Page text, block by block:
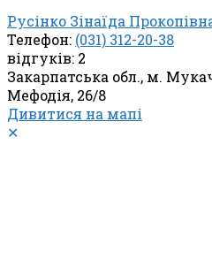
Русінко Зінаїда
Телефон: (031) 312-20-38
відгуків: 2
Закарпатська обл., м.
Мефодія, 26/8
Дивитися на мапі
✕